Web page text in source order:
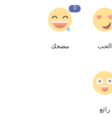
الحب
0
مضحك
رائع